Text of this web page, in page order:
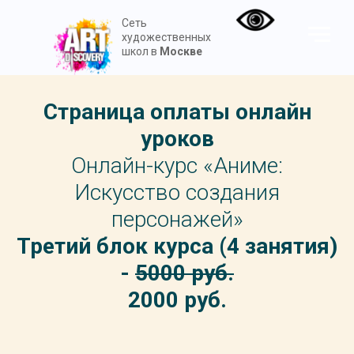
Сеть
художественных
школ в Москве
Страница оплаты онлайн
уроков
Онлайн-курс «Аниме:
Искусство создания
персонажей»
Третий блок курса (4 занятия)
- 5000 руб.
2000 руб.